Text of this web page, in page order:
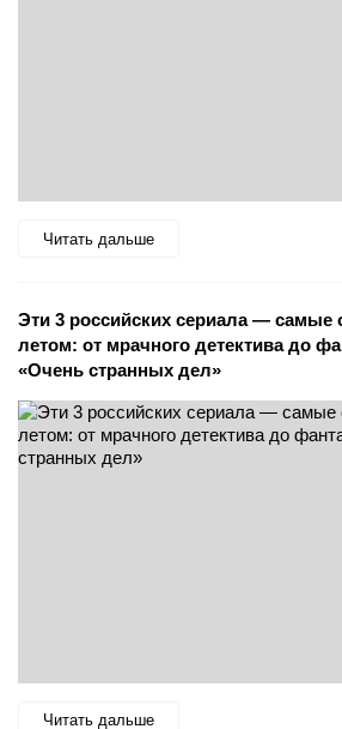
Читать дальше
Эти 3 российских сериала — самые
летом: от мрачного детектива до
«Очень странных дел»
Читать дальше